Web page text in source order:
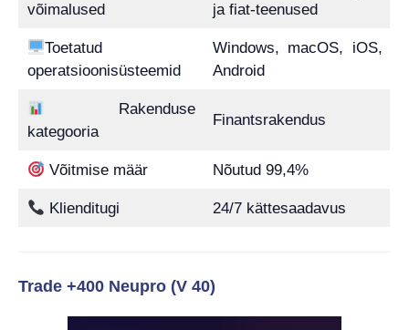
võimalused
ja fiat-teenused
Toetatud
operatsioonisüsteemid
Windows, macOS, iOS,
Android
Rakenduse
kategooria
Finantsrakendus
Võitmise määr Nõutud 99,4%
Klienditugi 24/7 kättesaadavus
Trade +400 Neupro (V 40)